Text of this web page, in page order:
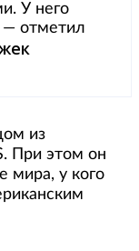
У него
— отметил
из
При этом он
мира, у кого